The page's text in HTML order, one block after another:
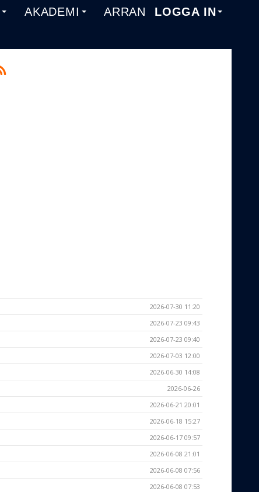
AKADEMI ARRANGEMANG
LOGGA IN
2026-07-30 11:20
2026-07-23 09:43
2026-07-23 09:40
2026-07-03 12:00
2026-06-30 14:08
2026-06-26
2026-06-21 20:01
2026-06-18 15:27
2026-06-17 09:57
2026-06-08 21:01
2026-06-08 07:56
2026-06-08 07:53